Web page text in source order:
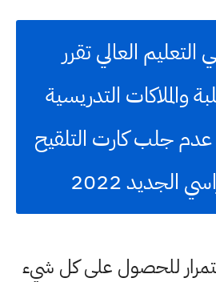
العالي تقرر
والملاكات التدريسية
جلب كارت التلقيح
الجديد 2022
للحصول على كل شيء